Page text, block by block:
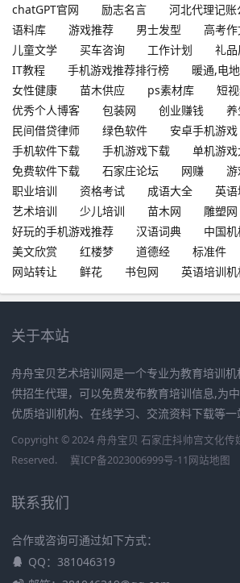
chatGPT官网
励志名言 河北代理记账
语料库
游戏推荐 男士发型 高考
儿童文学
买车咨询 工作计划 礼品
IT教程
手机游戏推荐排行榜
暖通,电地
女性健康
苗木供应 ps素材库
短
优秀个人博客
包装网 创业赚钱
养
民间借贷律师
绿色软件
安卓手机游戏
手机软件下载
手机游戏下载
单机游
免费软件下载
石家庄论坛 网赚
职业培训
资格考试 成语大全
英语
艺术培训
少儿培训 苗木网
雕塑网
好玩的手机游戏推荐
汉语词典
中国
美文欣赏
红楼梦 道德经 标准件
网站转让
鲜花 书包网 英语培训
关于本站
舟舟宝贝艺术培训网是一个专业为教育培训
供招生代理，可以免费发布教育培训信息,为
优质培训机构、在线学习、交流资料下载等一
Copyright © 2024 舟舟宝贝 石家庄抖帅宫文化传
Reserved.
冀ICP备2023006999号-11网站地图
联系我们
合作或咨询可通过如下方式：
QQ：381046319